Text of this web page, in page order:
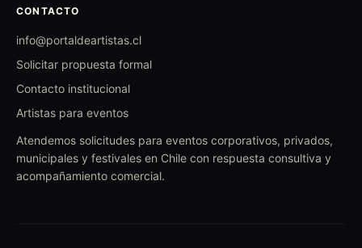
CONTACTO
info@portaldeartistas.cl
Solicitar propuesta formal
Contacto institucional
Artistas para eventos
Atendemos solicitudes para eventos corporativos, privados,
municipales y festivales en Chile con respuesta consultiva y
acompañamiento comercial.